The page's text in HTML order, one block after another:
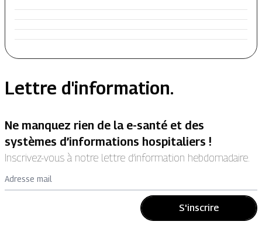
Lettre d'information.
Ne manquez rien de la e-santé et des
systèmes d’informations hospitaliers !
Inscrivez-vous à notre lettre d’information hebdomadaire.
Adresse mail
S'inscrire